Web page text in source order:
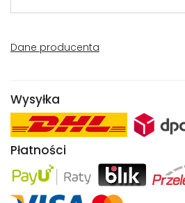
Dane producenta
Wysyłka
Płatności